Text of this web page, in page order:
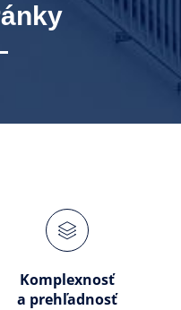
Komplexnosť
a prehľadnosť